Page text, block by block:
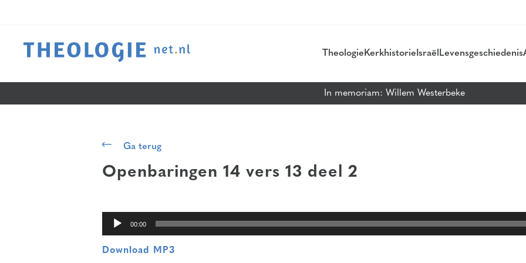
Theologie Kerkhistorie Israël Levensgeschiedenis
In memoriam: Willem Westerbeke
Ga terug
Openbaringen 14 vers 13 deel 2
00:00
Download MP3